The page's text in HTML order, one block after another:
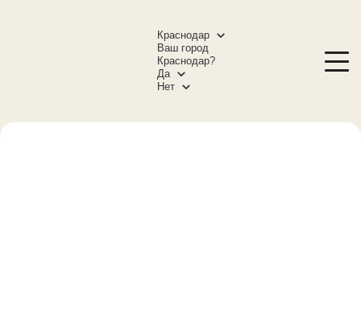
Краснодар
Ваш город
Краснодар?
Да
Нет